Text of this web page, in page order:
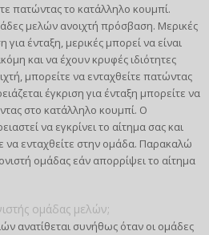
πατώντας το κατάλληλο κουμπί.
μελών ανοιχτή πρόσβαση. Μερικές
για ένταξη, μερικές μπορεί να είναι
και να έχουν κρυφές ιδιότητες
μπορείτε να ενταχθείτε πατώντας
έγκριση για ένταξη μπορείτε να
στο κατάλληλο κουμπί. Ο
να εγκρίνει το αίτημα σας και
να ενταχθείτε στην ομάδα. Παρακαλώ
ομάδας εάν απορρίψει το αίτημα
ομάδας μελών;
ανατίθεται συνήθως όταν οι ομάδες